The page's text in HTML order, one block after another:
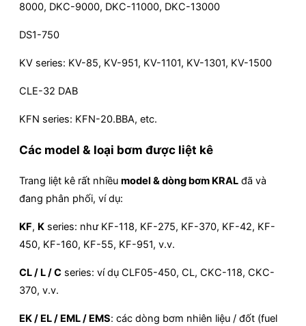
8000, DKC-9000, DKC-11000, DKC-13000
DS1-750
KV series: KV-85, KV-951, KV-1101, KV-1301, KV-1500
CLE-32 DAB
KFN series: KFN-20.BBA, etc.
Các model & loại bơm được liệt kê
Trang liệt kê rất nhiều model & dòng bơm KRAL đã và
đang phân phối, ví dụ:
KF, K series: như KF-118, KF-275, KF-370, KF-42, KF-
450, KF-160, KF-55, KF-951, v.v.
CL / L / C series: ví dụ CLF05-450, CL, CKC-118, CKC-
370, v.v.
EK / EL / EML / EMS: các dòng bơm nhiên liệu / đốt (fuel